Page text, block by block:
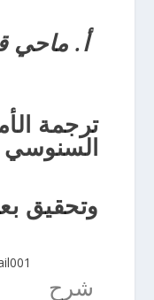
أ. ماحي
ترجمة
السنوسي
وتحقيق